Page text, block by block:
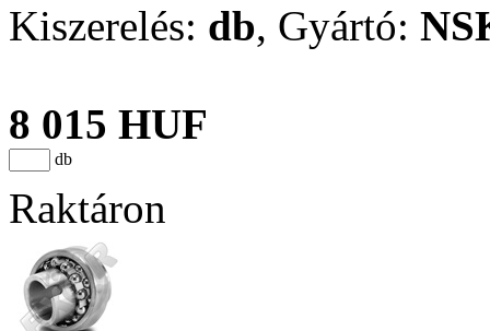
Kiszerelés: db, Gyártó:
8 015 HUF
db
Raktáron